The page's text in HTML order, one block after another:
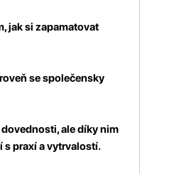
jak si zapamatovat
se společensky
ale díky nim
s praxí a vytrvalostí.